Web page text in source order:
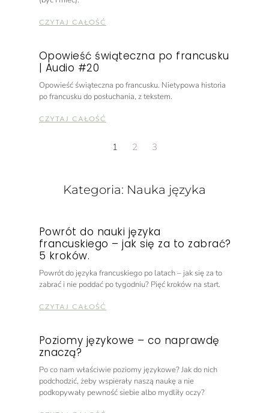
CZYTAJ CAŁOŚĆ
Opowieść świąteczna po francusku
| Audio #20
Opowieść świąteczna po francusku. Nietypowa historia
po francusku do posłuchania, z tekstem.
CZYTAJ CAŁOŚĆ
1 2 3
Kategoria: Nauka języka
Powrót do nauki języka
francuskiego – jak się za to zabrać?
5 kroków.
Powrót do języka francuskiego po latach – jak się za to
zabrać i nie poddać po tygodniu? Pięć kroków na start.
CZYTAJ CAŁOŚĆ
Poziomy językowe – co naprawdę
znaczą?
Po co nam właściwie poziomy językowe? Jak do nich
podchodzić, żeby wspierały naszą naukę a nie
podkopywały pewność siebie albo mydliły oczy?